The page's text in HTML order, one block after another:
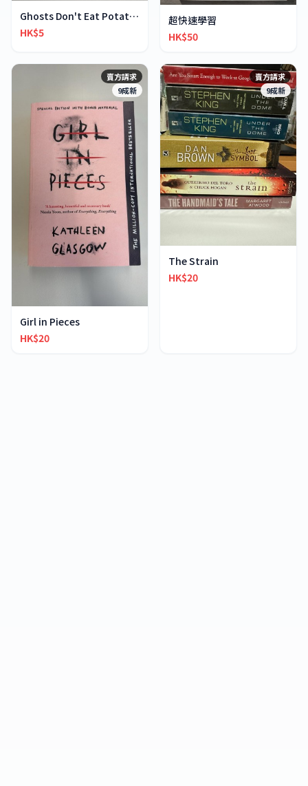
Ghosts Don't Eat Potato Chips
HK$5
超快速學習
HK$50
賣方請求
9成新
Girl in Pieces
HK$20
賣方請求
9成新
The Strain
HK$20